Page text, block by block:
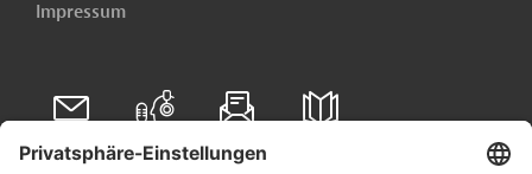
Impressum